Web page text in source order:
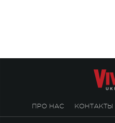
ПРО НАС КОНТАКТЫ